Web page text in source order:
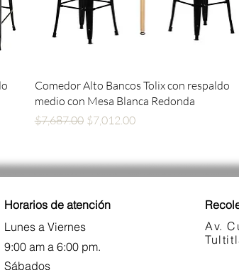
Vista rápida
Comedor Alto Bancos Tolix con respaldo
medio con Mesa Blanca Redonda
Precio
$7,687.00 Precio de oferta
$7,012.00
Horarios de atención
Av.
Lunes a Viernes
9:00 am a 6:00 pm.
Sábados